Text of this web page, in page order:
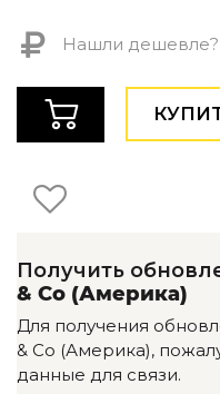
Мебель для HoReCa
Корпусная мебель на
Шкафы и гардеробные
Мебель для ванной
Детская мебель
Коллекции
ROOM — Modern
INTERRA — Soft Modern
ARTOPIA — Mid-Century
DAYZ — Ethno
Нашли
Получить
& Co (Америка)
Для получения
& Co (Америка),
данные для связи.